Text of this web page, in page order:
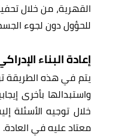
القهرية، من خلال
للحؤول دون لجوء
إعادة البناء
يتم في هذه الطريقة
واستبدالها بأخرى
خلال توجيه الأسئلة
معتاد عليه في العادة.